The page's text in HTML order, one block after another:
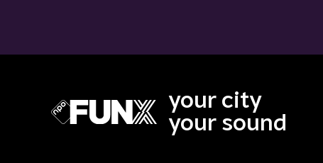
your city
your sound